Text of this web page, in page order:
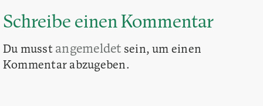
Schreibe einen Kommentar
Du musst angemeldet sein, um einen
Kommentar abzugeben.